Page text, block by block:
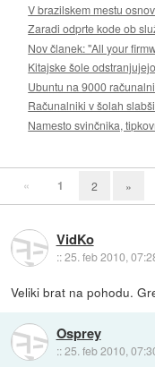
V brazilskem mestu
Zaradi odprte kode ob
Nov članek: "All your
Kitajske šole
Ubuntu na 9000
Računalniki v šolah
Namesto svinčnika,
« 1 2 »
VidKo
::25. feb 2010,
Veliki brat na pohodu.
Osprey
::25. feb 2010,